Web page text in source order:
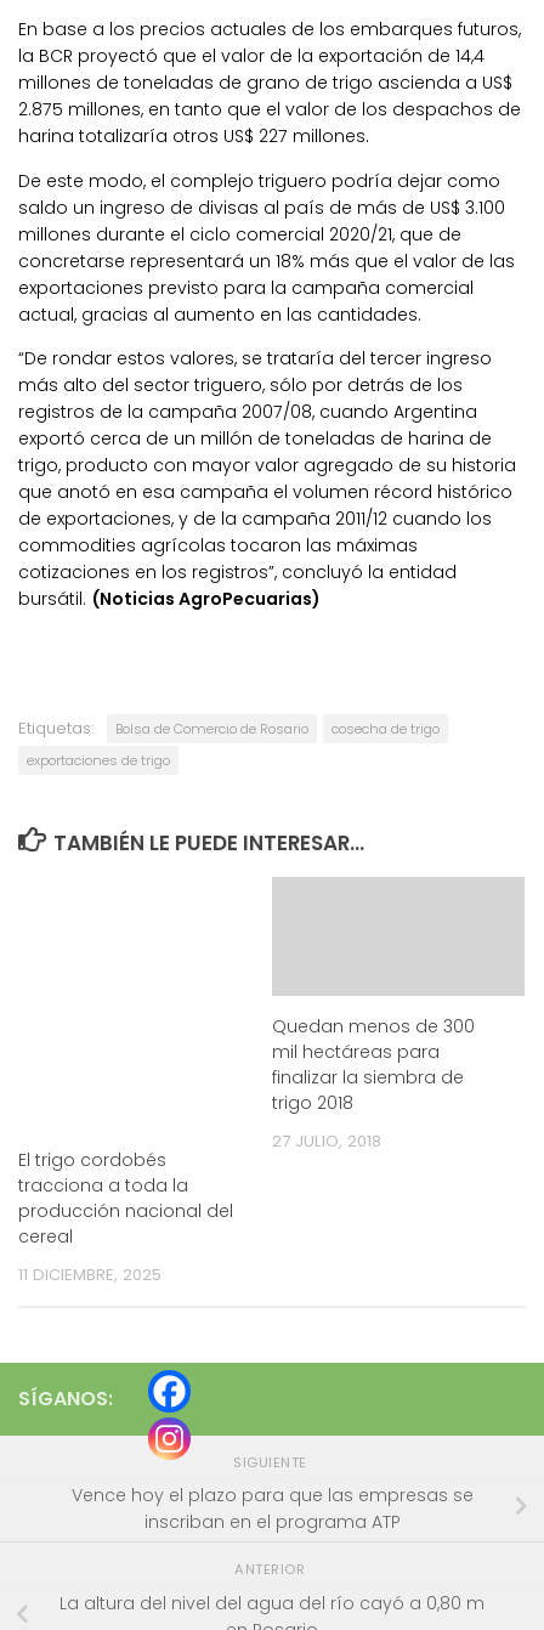
En base a los precios actuales de los embarques futuros,
la BCR proyectó que el valor de la exportación de 14,4
millones de toneladas de grano de trigo ascienda a US$
2.875 millones, en tanto que el valor de los despachos de
harina totalizaría otros US$ 227 millones.
De este modo, el complejo triguero podría dejar como
saldo un ingreso de divisas al país de más de US$ 3.100
millones durante el ciclo comercial 2020/21, que de
concretarse representará un 18% más que el valor de las
exportaciones previsto para la campaña comercial
actual, gracias al aumento en las cantidades.
“De rondar estos valores, se trataría del tercer ingreso
más alto del sector triguero, sólo por detrás de los
registros de la campaña 2007/08, cuando Argentina
exportó cerca de un millón de toneladas de harina de
trigo, producto con mayor valor agregado de su historia
que anotó en esa campaña el volumen récord histórico
de exportaciones, y de la campaña 2011/12 cuando los
commodities agrícolas tocaron las máximas
cotizaciones en los registros”, concluyó la entidad
bursátil. (Noticias AgroPecuarias)
Etiquetas: Bolsa de Comercio de Rosario
cosecha de trigo
exportaciones de trigo
TAMBIÉN LE PUEDE INTERESAR...
El trigo cordobés
tracciona a toda la
producción nacional del
cereal
11 DICIEMBRE, 2025
Quedan menos de 300
mil hectáreas para
finalizar la siembra de
trigo 2018
27 JULIO, 2018
SÍGANOS:
SIGUIENTE
Vence hoy el plazo para que las empresas se
inscriban en el programa ATP
ANTERIOR
La altura del nivel del agua del río cayó a 0,80 m